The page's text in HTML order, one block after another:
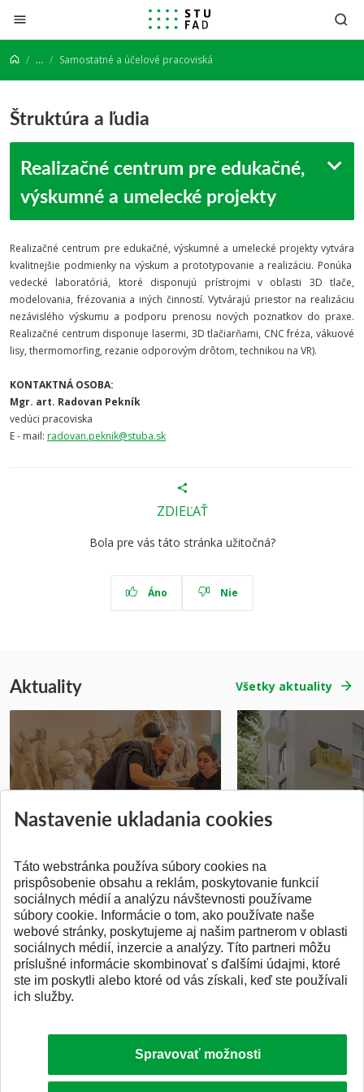
Prejsť na obsah
... Samostatné a účelové pracoviská
Štruktúra a ľudia
Realizačné centrum pre edukačné,
výskumné a umelecké projekty
Realizačné centrum pre edukačné, výskumné a umelecké projekty vytvára
kvalitnejšie podmienky na výskum a prototypovanie a realizáciu. Ponúka
vedecké laboratóriá, ktoré disponujú prístrojmi v oblasti 3D tlače,
modelovania, frézovania a iných činností. Vytvárajú priestor na realizáciu
nezávislého výskumu a podporu prenosu nových poznatkov do praxe.
Realizačné centrum disponuje lasermi, 3D tlačiarňami, CNC fréza, vákuové
lisy, thermomorfing, rezanie odporovým drôtom, technikou na VR).
KONTAKTNÁ OSOBA:
Mgr. art. Radovan Pekník
vedúci pracoviska
E - mail: radovan.peknik@stuba.sk
ZDIEĽAŤ
Bola pre vás táto stránka užitočná?
Áno Nie
Aktuality Všetky aktuality
Pridané 14.07.2026 Pridané 03.07.2026
SPÄŤ NA VRCH
Nastavenie ukladania cookies
Táto webstránka používa súbory cookies na
prispôsobenie obsahu a reklám, poskytovanie funkcií
sociálnych médií a analýzu návštevnosti používame
súbory cookie. Informácie o tom, ako používate naše
webové stránky, poskytujeme aj našim partnerom v oblasti
sociálnych médií, inzercie a analýzy. Títo partneri môžu
príslušné informácie skombinovať s ďalšími údajmi, ktoré
ste im poskytli alebo ktoré od vás získali, keď ste používali
ich služby.
Spravovať možnosti